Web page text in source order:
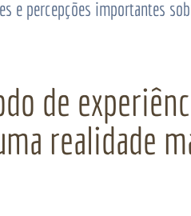
e percepções importantes
de
realidade